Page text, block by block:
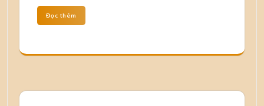
Đọc thêm